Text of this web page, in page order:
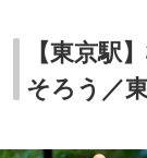
【東京駅
そろう／